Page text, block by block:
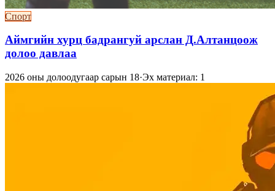
Спорт
Аймгийн хурц бадрангуй арслан Д.Алтанцоож
долоо давлаа
2026 оны долоодугаар сарын 18·Эх материал: 1